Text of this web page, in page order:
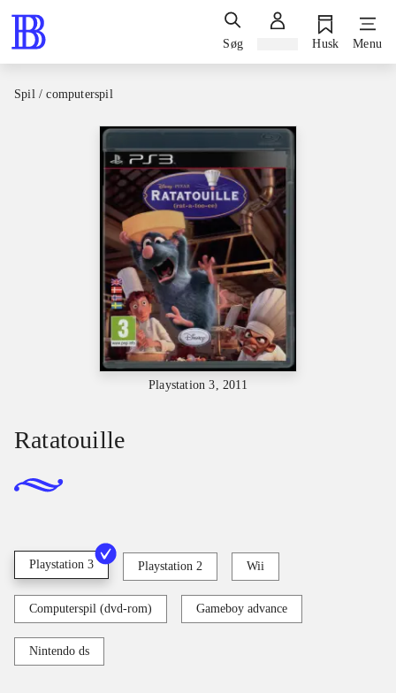
Søg Husk Menu
Spil / computerspil
Playstation 3, 2011
Ratatouille
Playstation 3 Playstation 2 Wii
Computerspil (dvd-rom) Gameboy advance
Nintendo ds